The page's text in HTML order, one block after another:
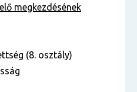
megkezdésének
(8. osztály)